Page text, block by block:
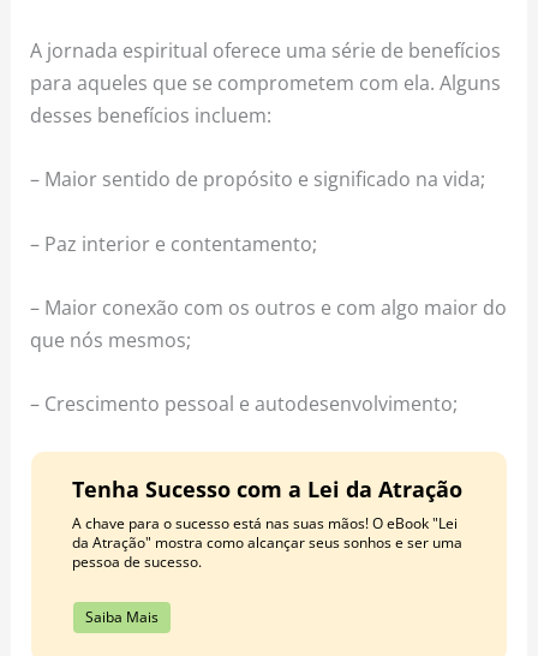
A jornada espiritual oferece uma série de benefícios
para aqueles que se comprometem com ela. Alguns
desses benefícios incluem:
– Maior sentido de propósito e significado na vida;
– Paz interior e contentamento;
– Maior conexão com os outros e com algo maior do
que nós mesmos;
– Crescimento pessoal e autodesenvolvimento;
Tenha Sucesso com a Lei da Atração
A chave para o sucesso está nas suas mãos! O eBook "Lei
da Atração" mostra como alcançar seus sonhos e ser uma
pessoa de sucesso.
Saiba Mais